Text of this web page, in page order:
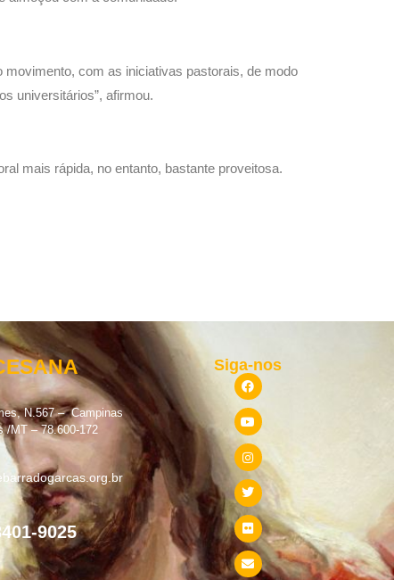
movimento, com as iniciativas pastorais, de modo
universitários”, afirmou.
mais rápida, no entanto, bastante proveitosa.
N.567 – Campinas
/MT – 78.600-172
9025
Siga-nos